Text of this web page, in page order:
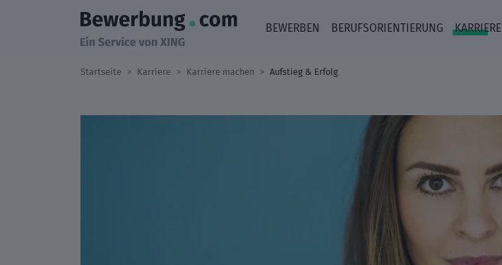
BEWERBEN BERUFSORIENTIERUNG KARRIERE
Startseite Karriere Karriere machen Aufstieg & Erfolg